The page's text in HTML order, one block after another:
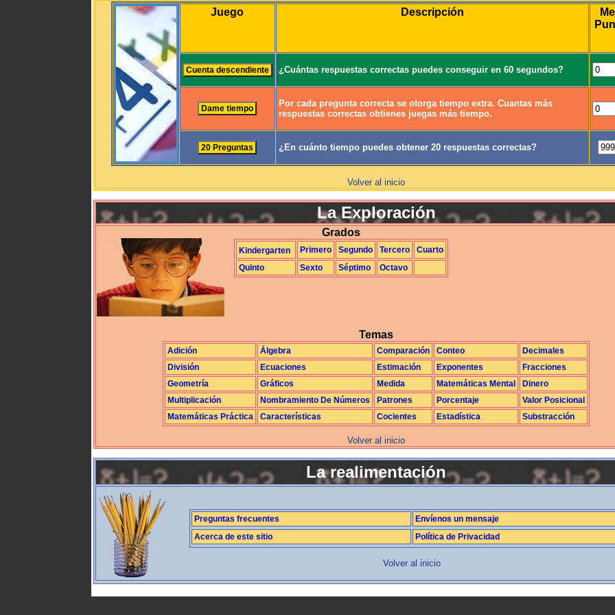
Juego Descripción
¿Cuántas respuestas correctas puedes conseguir en 60 segundos?
Por cada pregunta correcta se otorga tiempo extra. Cuantas más
respuestas correctas obtienes juegas más tiempo.
¿En cuánto tiempo puedes obtener 20 respuestas correctas?
Volver al inicio
La Exploración
Grados
Kindergarten Primero Segundo Tercero
Cuarto
Quinto
Sexto Séptimo Octavo
Temas
Adición Álgebra Comparación Conteo
Decimales
División
Ecuaciones Estimación Exponentes
Fracciones
Geometría
Gráficos Medida Matemáticas Mental
Dinero
Multiplicación
Nombramiento De Números Patrones Porcentaje
Valor Posicional
Matemáticas Práctica
Características Cocientes Estadística Substracción
Volver al inicio
La realimentación
Preguntas frecuentes
Envíenos un mensaje
Acerca de este sitio
Política de Privacidad
Volver al inicio